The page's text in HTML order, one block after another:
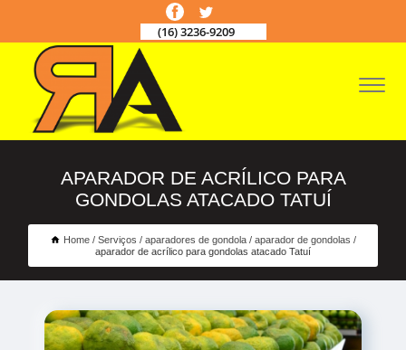
(16) 3236-9209
APARADOR DE ACRÍLICO PARA
GONDOLAS ATACADO TATUÍ
Home Serviços aparadores de gondola
aparador de gondolas
aparador de acrílico para gondolas atacado Tatuí